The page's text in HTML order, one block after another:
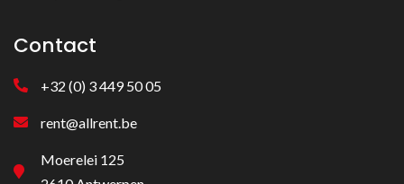
Contact
+32 (0) 3 449 50 05
rent@allrent.be
Moerelei 125